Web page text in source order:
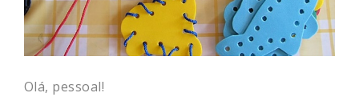
Olá, pessoal!